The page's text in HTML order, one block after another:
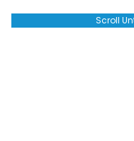
Scroll